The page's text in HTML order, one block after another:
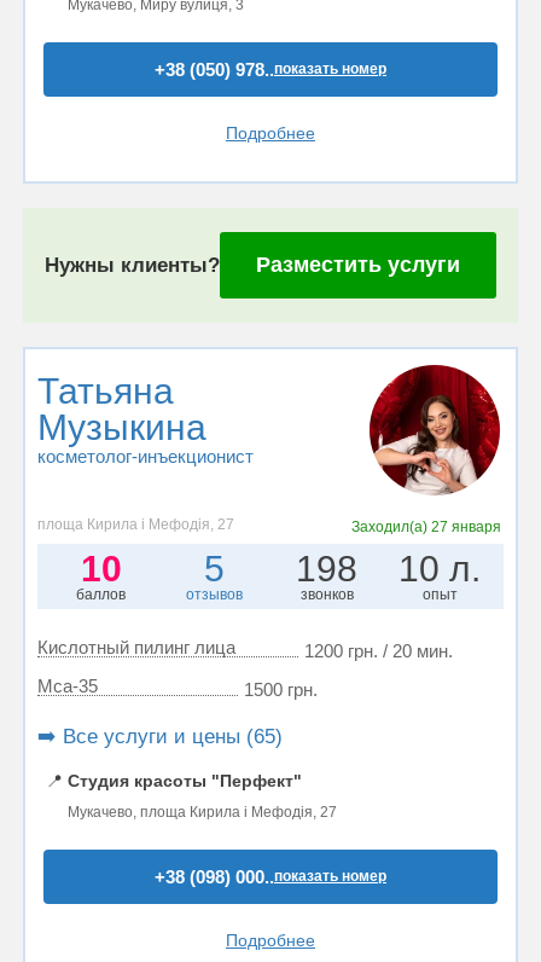
Мукачево, Миру вулиця, 3
+38 (050) 978..показать номер
Подробнее
Нужны клиенты? Разместить услуги
Татьяна
Музыкина
косметолог-инъекционист
площа Кирила і Мефодія, 27 Заходил(а) 27 января
10
баллов
5
отзывов
198
звонков
10 л.
опыт
Кислотный пилинг лица
1200 грн. / 20 мин.
Mса-35
1500 грн.
➡️ Все услуги и цены (65)
📍 Студия красоты "Перфект"
Мукачево, площа Кирила і Мефодія, 27
+38 (098) 000..показать номер
Подробнее